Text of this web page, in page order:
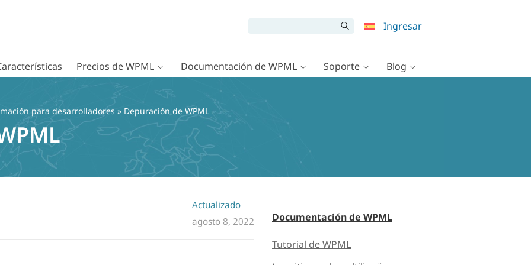
Ingresar
Precios de WPML Documentación de WPML Soporte Blog
para desarrolladores » Depuración de WPML
Actualizado
agosto 8, 2022
Documentación de WPML
Tutorial de WPML